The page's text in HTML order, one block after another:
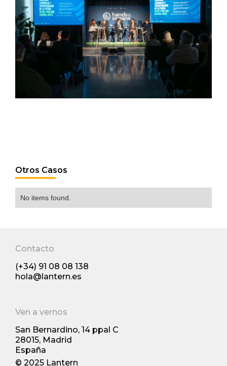
Otros Casos
No items found.
Contacto
(+34) 91 08 08 138
hola@lantern.es
Ven a vernos
San Bernardino, 14 ppal С
28015, Madrid
España
© 2025 Lantern